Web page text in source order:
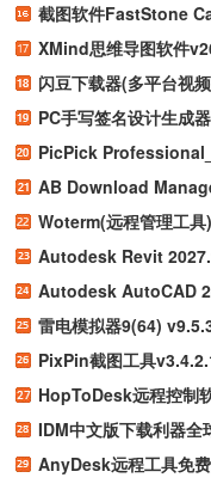
截图软件FastStone
XMind思维导图软件
闪豆下载器(多平台视
PC手写签名设计生成
PicPick
AB Download
Woterm(远程管理工
Autodesk Revit
Autodesk AutoCAD
雷电模拟器9(64)
PixPin截图工具
HopToDesk远程控制
IDM中文版下载利器
AnyDesk远程工具免